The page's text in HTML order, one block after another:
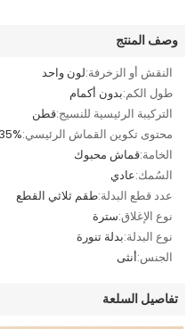
وصف المنتج
النقش أو الزخرفة:لون واحد
طول الكم:بدون أكمام
التركيبة الرئيسية للنسيج:قطن
محتوى تكوين القماش الرئيسي:35%
الخامة:قماش محبوك
السُمك:عادي
عدد قطع البدلة:طقم ثلاثي القطع
نوع الإغلاق:سترة
نوع البدلة:بدلة تنورة
الجنس:أنثى
تفاصيل السلعة